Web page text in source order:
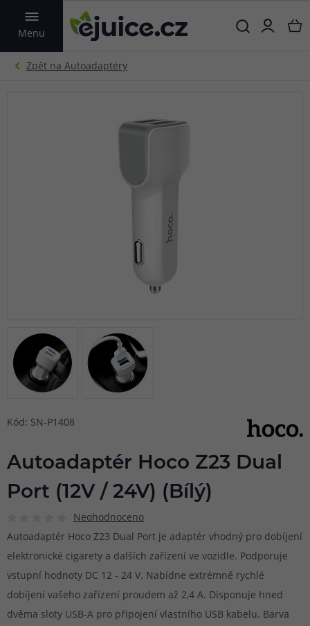
Menu
VYHLEDAT
Kód: SN-P1408
Autoadaptér Hoco Z23 Dual
Port (12V / 24V) (Bílý)
Neohodnoceno
Autoadaptér Hoco Z23 Dual Port je adaptér vhodný pro dobíjení
elektronické cigarety a dalších zařízení ve vozidle. Podporuje
vstupní hodnoty DC 12 - 24 V. Nabídne extrémně rychlé
dobíjení vašeho zařízení proudem až 2,4 A. Disponuje hned
dvěma sloty USB-A pro připojení vlastního USB kabelu. Barva